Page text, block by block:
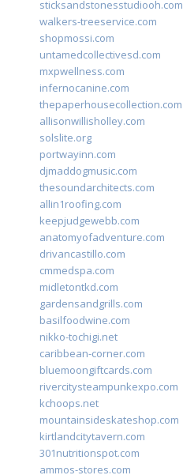
sticksandstonesstudiooh.com
walkers-treeservice.com
shopmossi.com
untamedcollectivesd.com
mxpwellness.com
infernocanine.com
thepaperhousecollection.com
allisonwillisholley.com
solslite.org
portwayinn.com
djmaddogmusic.com
thesoundarchitects.com
allin1roofing.com
keepjudgewebb.com
anatomyofadventure.com
drivancastillo.com
cmmedspa.com
midletontkd.com
gardensandgrills.com
basilfoodwine.com
nikko-tochigi.net
caribbean-corner.com
bluemoongiftcards.com
rivercitysteampunkexpo.com
kchoops.net
mountainsideskateshop.com
kirtlandcitytavern.com
301nutritionspot.com
ammos-stores.com